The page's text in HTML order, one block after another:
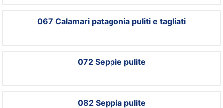
067 Calamari patagonia puliti e tagliati
072 Seppie pulite
082 Seppia pulite